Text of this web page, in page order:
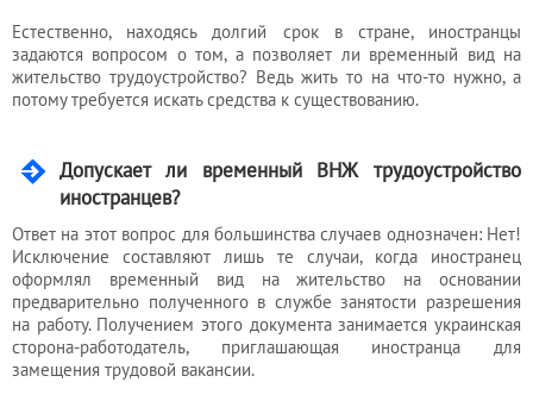
Естественно, находясь долгий срок в стране, иностранцы
задаются вопросом о том, а позволяет ли временный вид на
жительство трудоустройство? Ведь жить то на что-то нужно, а
потому требуется искать средства к существованию.
Допускает ли временный ВНЖ трудоустройство
иностранцев?
Ответ на этот вопрос для большинства случаев однозначен: Нет!
Исключение составляют лишь те случаи, когда иностранец
оформлял временный вид на жительство на основании
предварительно полученного в службе занятости разрешения
на работу. Получением этого документа занимается украинская
сторона-работодатель, приглашающая иностранца для
замещения трудовой вакансии.
Услуги
юриста
Услуги
регистратора
Кадровый
аутсорсинг